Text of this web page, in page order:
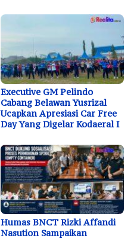
Executive GM Pelindo
Cabang Belawan Yusrizal
Ucapkan Apresiasi Car Free
Day Yang Digelar Kodaeral I
Humas BNCT Rizki Affandi
Nasution Sampaikan